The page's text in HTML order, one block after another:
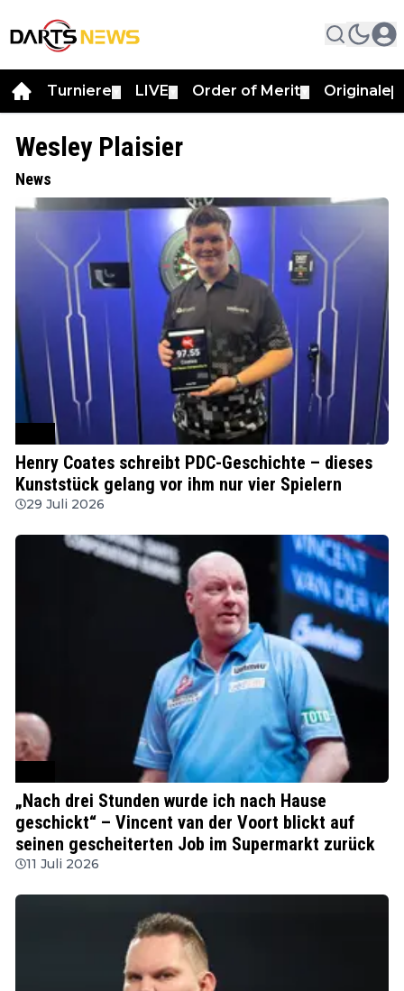
Turniere LIVE Order of Merit Originale
Wesley Plaisier
News
Henry Coates schreibt PDC-Geschichte – dieses
Kunststück gelang vor ihm nur vier Spielern
29 Juli 2026
„Nach drei Stunden wurde ich nach Hause
geschickt“ – Vincent van der Voort blickt auf
seinen gescheiterten Job im Supermarkt zurück
11 Juli 2026